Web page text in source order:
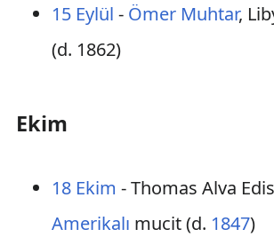
15 Eylül - Ömer Muhtar,
(d. 1862)
Ekim
18 Ekim - Thomas Alva
Amerikalı mucit (d. 1847)